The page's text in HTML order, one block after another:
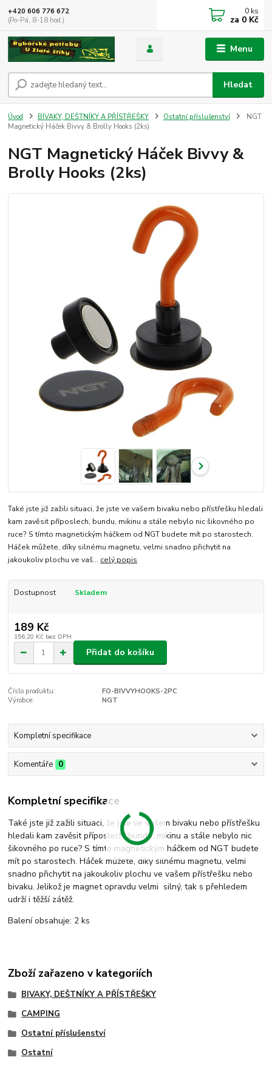
Menu
Hledat
+420 606 776 672
(Po-Pá, 8-18 hod.)
0 ks
za 0 Kč
Úvod BIVAKY, DEŠTNÍKY A PŘÍSTŘEŠKY Ostatní příslušenství
NGT
Magnetický Háček Bivvy & Brolly Hooks (2ks)
NGT Magnetický Háček Bivvy &
Brolly Hooks (2ks)
Také jste již zažili situaci, že jste ve vašem bivaku nebo přístřešku hledali
kam zavěsit příposlech, bundu, mikinu a stále nebylo nic šikovného po
ruce? S tímto magnetickým háčkem od NGT budete mít po starostech.
Háček můžete, díky silnému magnetu, velmi snadno přichytit na
jakoukoliv plochu ve vaš... celý popis
Dostupnost Skladem
189 Kč
156,20 Kč bez DPH
Přidat do košíku
Číslo produktu:
FO-BIVVYHOOKS-2PC
Výrobce:
NGT
Kompletní specifikace
Komentáře 0
Kompletní specifikace
Také jste již zažili situaci, že jste ve vašem bivaku nebo přístřešku
hledali kam zavěsit příposlech, bundu, mikinu a stále nebylo nic
šikovného po ruce? S tímto magnetickým háčkem od NGT budete
mít po starostech. Háček můžete, díky silnému magnetu, velmi
snadno přichytit na jakoukoliv plochu ve vašem přístřešku nebo
bivaku. Jelikož je magnet opravdu velmi silný, tak s přehledem
udrží i těžší zátěž.
Balení obsahuje: 2 ks
Zboží zařazeno v kategoriích
BIVAKY, DEŠTNÍKY A PŘÍSTŘEŠKY
CAMPING
Ostatní příslušenství
Ostatní